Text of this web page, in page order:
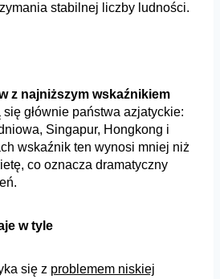
stabilnej liczby ludności.
z najniższym wskaźnikiem
głównie państwa azjatyckie:
Singapur, Hongkong i
wskaźnik ten wynosi mniej niż
co oznacza dramatyczny
w tyle
się z problemem niskiej